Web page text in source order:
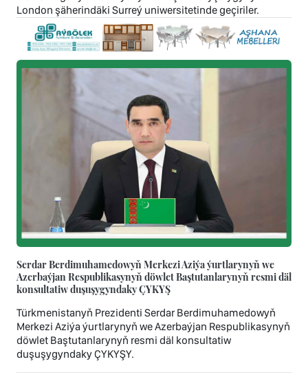
London şäherindäki Surreý uniwersitetinde geçiriler.
Serdar Berdimuhamedowyň Merkezi Aziýa ýurtlarynyň we
Azerbaýjan Respublikasynyň döwlet Baştutanlarynyň resmi däl
konsultatiw duşuşygyndaky ÇYKYŞ
Türkmenistanyň Prezidenti Serdar Berdimuhamedowyň
Merkezi Aziýa ýurtlarynyň we Azerbaýjan Respublikasynyň
döwlet Baştutanlarynyň resmi däl konsultatiw
duşuşygyndaky ÇYKYŞY.